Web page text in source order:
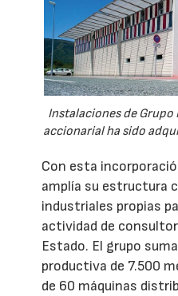
Instalaciones de
accionarial ha sido
Con esta
amplía su estructura
industriales propias
actividad de
Estado. El grupo
productiva de 7.500
de 60 máquinas